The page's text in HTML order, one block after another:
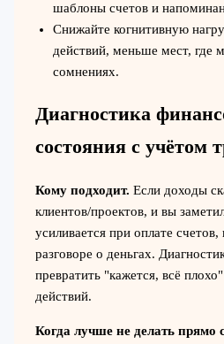
шаблоны счетов и
Снижайте когнитивную
действий, меньше мест, где
сомнениях.
Диагностика
состояния с учётом
Кому подходит. Если доходы
клиентов/проектов, и вы
усиливается при оплате
разговоре о деньгах.
превратить "кажется, всё
действий.
Когда лучше не делать прямо